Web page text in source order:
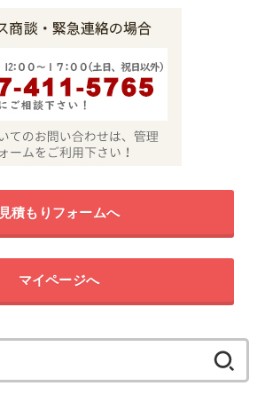
見積もりフォームへ
マイページへ
索: